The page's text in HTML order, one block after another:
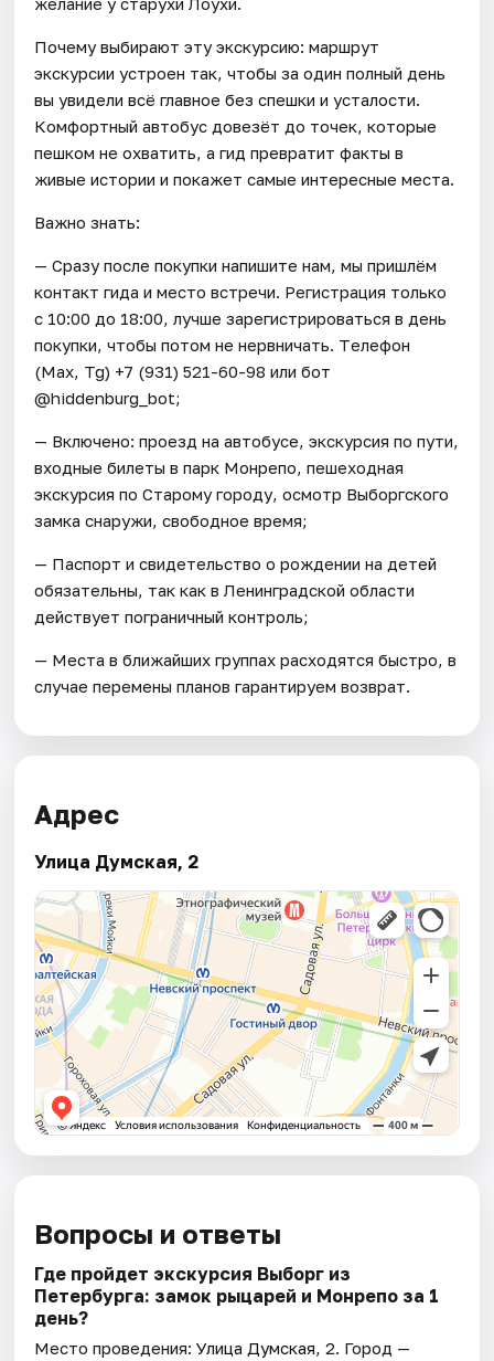
Почему выбирают эту экскурсию: маршрут
экскурсии устроен так, чтобы за один полный день
вы увидели всё главное без спешки и усталости.
Комфортный автобус довезёт до точек, которые
пешком не охватить, а гид превратит факты в
живые истории и покажет самые интересные места.
Важно знать:
— Сразу после покупки напишите нам, мы пришлём
контакт гида и место встречи. Регистрация только
с 10:00 до 18:00, лучше зарегистрироваться в день
покупки, чтобы потом не нервничать. Tелефон
(Мax, Tg) +7 (931) 521-60-98 или бот
@hiddenburg_bot;
— Включено: проезд на автобусе, экскурсия по пути,
входные билеты в парк Монрепо, пешеходная
экскурсия по Старому городу, осмотр Выборгского
замка снаружи, свободное время;
— Паспорт и свидетельство о рождении на детей
обязательны, так как в Ленинградской области
действует пограничный контроль;
— Места в ближайших группах расходятся быстро, в
случае перемены планов гарантируем возврат.
Адрес
Улица Думская, 2
Вопросы и ответы
Где пройдет экскурсия Выборг из
Петербурга: замок рыцарей и Монрепо за 1
день?
Место проведения:Улица Думская, 2. Город —